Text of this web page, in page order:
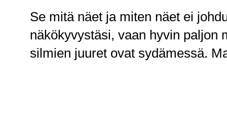
Se mitä näet ja miten näet ei
näkökyvystäsi, vaan hyvin paljon
silmien juuret ovat sydämessä.